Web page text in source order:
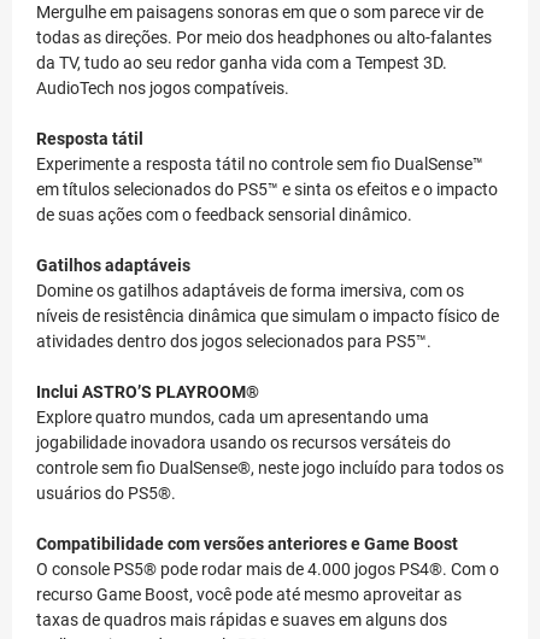
Mergulhe em paisagens sonoras em que o som parece vir de
todas as direções. Por meio dos headphones ou alto-falantes
da TV, tudo ao seu redor ganha vida com a Tempest 3D.
AudioTech nos jogos compatíveis.
Resposta tátil
Experimente a resposta tátil no controle sem fio DualSense™
em títulos selecionados do PS5™ e sinta os efeitos e o impacto
de suas ações com o feedback sensorial dinâmico.
Gatilhos adaptáveis
Domine os gatilhos adaptáveis de forma imersiva, com os
níveis de resistência dinâmica que simulam o impacto físico de
atividades dentro dos jogos selecionados para PS5™.
Inclui ASTRO’S PLAYROOM®
Explore quatro mundos, cada um apresentando uma
jogabilidade inovadora usando os recursos versáteis do
controle sem fio DualSense®, neste jogo incluído para todos os
usuários do PS5®.
Compatibilidade com versões anteriores e Game Boost
O console PS5® pode rodar mais de 4.000 jogos PS4®. Com o
recurso Game Boost, você pode até mesmo aproveitar as
taxas de quadros mais rápidas e suaves em alguns dos